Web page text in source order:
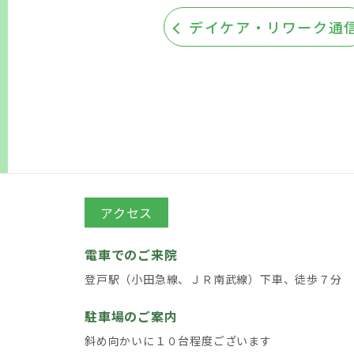
デイケア・リワーク通
アクセス
電車でのご来院
登戸駅（小田急線、ＪＲ南武線）下車、徒歩７分
駐車場のご案内
斜め向かいに１０台程度ございます